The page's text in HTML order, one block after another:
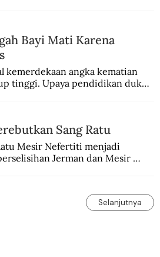
Bayi Mati Karena
kemerdekaan angka kematian
tinggi. Upaya pendidikan dukun
Sang Ratu
Mesir Nefertiti menjadi
Jerman dan Mesir
Selanjutnya